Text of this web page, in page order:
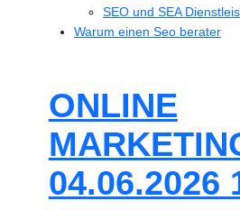
SEO und SEA
Warum einen Seo berater
ONLINE
04.06.2026